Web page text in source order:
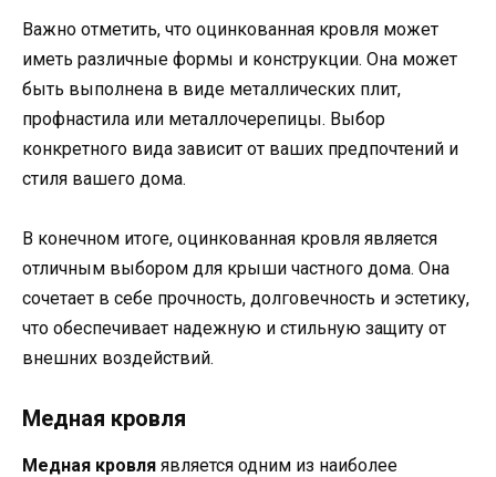
Важно отметить, что оцинкованная кровля может
иметь различные формы и конструкции. Она может
быть выполнена в виде металлических плит,
профнастила или металлочерепицы. Выбор
конкретного вида зависит от ваших предпочтений и
стиля вашего дома.
В конечном итоге, оцинкованная кровля является
отличным выбором для крыши частного дома. Она
сочетает в себе прочность, долговечность и эстетику,
что обеспечивает надежную и стильную защиту от
внешних воздействий.
Медная кровля
Медная кровля является одним из наиболее